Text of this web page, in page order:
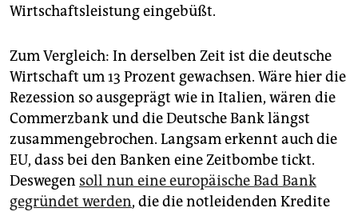
Wirtschaftsleistung eingebüßt.
Zum Vergleich: In derselben Zeit ist die deutsche
Wirtschaft um 13 Prozent gewachsen. Wäre hier die
Rezession so ausgeprägt wie in Italien, wären die
Commerzbank und die Deutsche Bank längst
zusammengebrochen. Langsam erkennt auch die
EU, dass bei den Banken eine Zeitbombe tickt.
Deswegen soll nun eine europäische Bad Bank
gegründet werden, die die notleidenden Kredite